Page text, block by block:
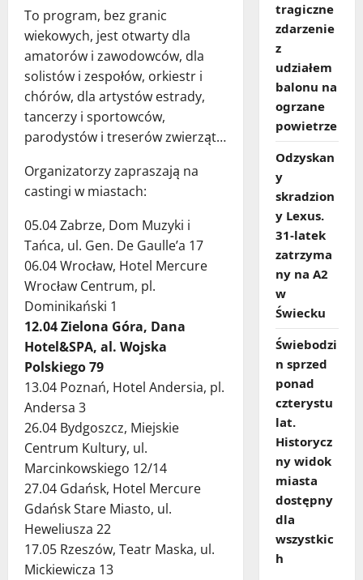
To program, bez granic
wiekowych, jest otwarty dla
amatorów i zawodowców, dla
solistów i zespołów, orkiestr i
chórów, dla artystów estrady,
tancerzy i sportowców,
parodystów i treserów zwierząt…
Organizatorzy zapraszają na
castingi w miastach:
05.04 Zabrze, Dom Muzyki i
Tańca, ul. Gen. De Gaulle’a 17
06.04 Wrocław, Hotel Mercure
Wrocław Centrum, pl.
Dominikański 1
12.04 Zielona Góra, Dana
Hotel&SPA, al. Wojska
Polskiego 79
13.04 Poznań, Hotel Andersia, pl.
Andersa 3
26.04 Bydgoszcz, Miejskie
Centrum Kultury, ul.
Marcinkowskiego 12/14
27.04 Gdańsk, Hotel Mercure
Gdańsk Stare Miasto, ul.
Heweliusza 22
17.05 Rzeszów, Teatr Maska, ul.
Mickiewicza 13
tragiczne
zdarzenie
z
udziałem
balonu na
ogrzane
powietrze
Odzyskan
y
skradzion
y Lexus.
31‑latek
zatrzyma
ny na A2
w
Świecku
Świebodzi
n sprzed
ponad
czterystu
lat.
Historycz
ny widok
miasta
dostępny
dla
wszystkic
h